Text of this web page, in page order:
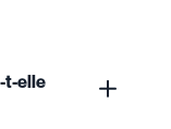
t-elle